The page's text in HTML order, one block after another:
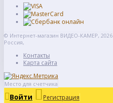
© Интернет-магазин ВИДЕО-КАМЕР, 2026
Россия,
Контакты
Карта сайта
Место для счетчика
Войти Регистрация